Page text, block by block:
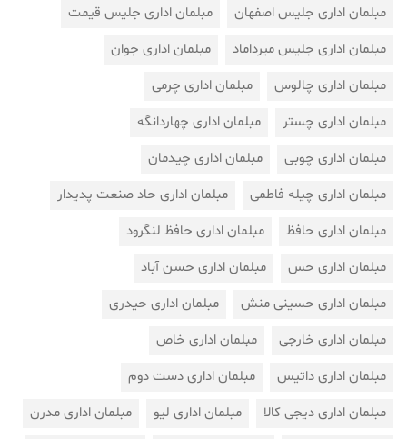
مبلمان اداری جلیس اصفهان
مبلمان اداری جلیس قیمت
مبلمان اداری جلیس میرداماد
مبلمان اداری جوان
مبلمان اداری چالوس
مبلمان اداری چرمی
مبلمان اداری چستر
مبلمان اداری چهاردانگه
مبلمان اداری چوبی
مبلمان اداری چیدمان
مبلمان اداری چیله فاطمی
مبلمان اداری حاد صنعت پدیدار
مبلمان اداری حافظ
مبلمان اداری حافظ لنگرود
مبلمان اداری حس
مبلمان اداری حسن آباد
مبلمان اداری حسینی منش
مبلمان اداری حیدری
مبلمان اداری خارجی
مبلمان اداری خاص
مبلمان اداری داتیس
مبلمان اداری دست دوم
مبلمان اداری دیجی کالا
مبلمان اداری لیو
مبلمان اداری مدرن